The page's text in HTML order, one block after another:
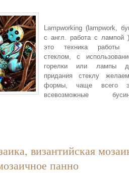
Lampworking (lampwork,
с англ. работа с лампой
это техника работы
стеклом, с
горелки или лампы
придания стеклу
формы, чаще всего
всевозможные
византийская
панно